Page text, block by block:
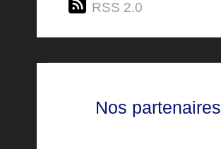
RSS 2.0
Nos partenaires